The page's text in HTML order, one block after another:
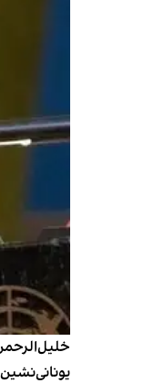
یونانی‌نشین قبرس را که ۹۱ رای به دست آورده بود،